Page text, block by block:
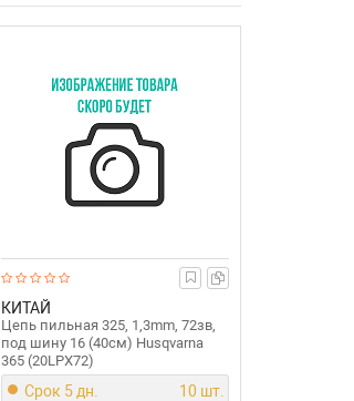
КИТАЙ
Цепь пильная 325, 1,3mm, 72зв,
под шину 16 (40см) Husqvarna
365 (20LPX72)
Срок 5 дн. 10 шт.